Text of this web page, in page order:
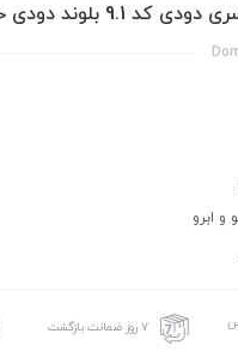
دودی خیلی روشن
ابرو
۷ روز ضمانت بازگشت